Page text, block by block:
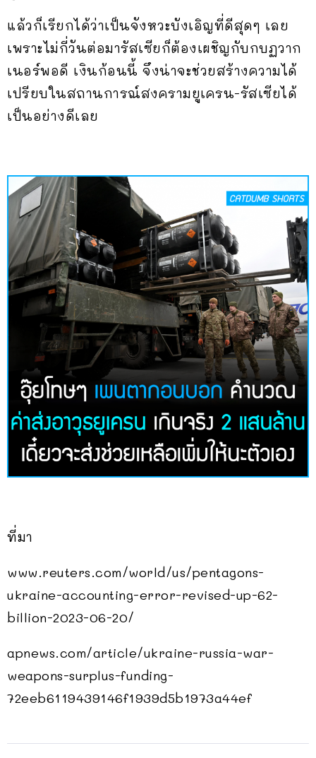
แล้วก็เรียกได้ว่าเป็นจังหวะบังเอิญที่ดีสุดๆ เลย
เพราะไม่กี่วันต่อมารัสเซียก็ต้องเผชิญกับกบฏวาก
เนอร์พอดี เงินก้อนนี้ จึงน่าจะช่วยสร้างความได้
เปรียบในสถานการณ์สงครามยูเครน-รัสเซียได้
เป็นอย่างดีเลย
ที่มา
www.reuters.com/world/us/pentagons-
ukraine-accounting-error-revised-up-62-
billion-2023-06-20/
apnews.com/article/ukraine-russia-war-
weapons-surplus-funding-
72eeb6119439146f1939d5b1973a44ef